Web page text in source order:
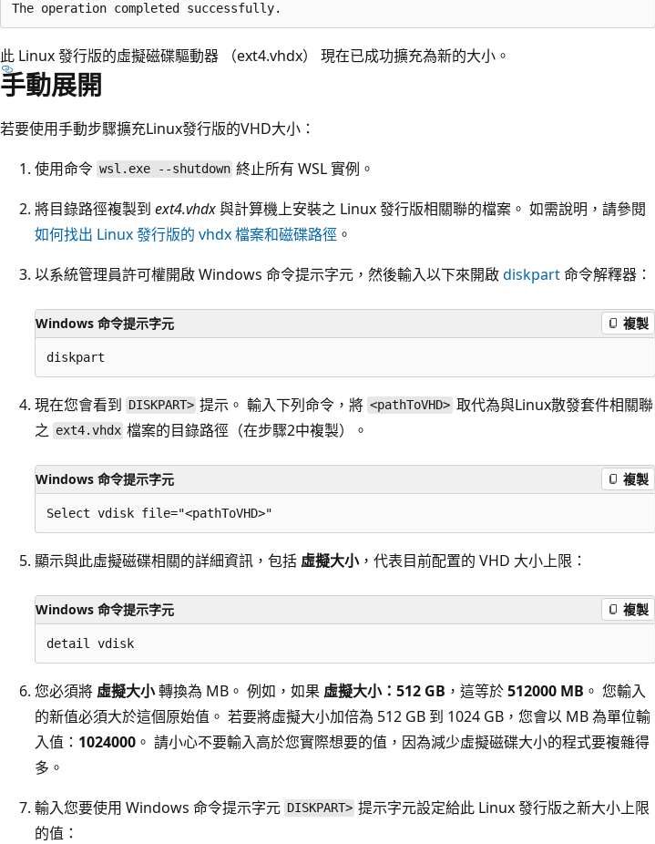
此 Linux 發行版的虛擬磁碟驅動器 （ext4.vhdx） 現在已成功擴充為新的大小。
手動展開
若要使用手動步驟擴充Linux發行版的VHD大小：
使用命令 wsl.exe --shutdown 終止所有 WSL 實例。
將目錄路徑複製到 ext4.vhdx與計算機上安裝之 Linux 發行版相關聯的檔案。 如需說明，請參閱
如何找出 Linux 發行版的 vhdx 檔案和磁碟路徑 。
以系統管理員許可權開啟 Windows 命令提示字元，然後輸入以下來開啟diskpart命令解釋器：
Windows 命令提示字元 複製
現在您會看到 DISKPART> 提示。 輸入下列命令，將 <pathToVHD> 取代為與Linux散發套件相關聯
之 ext4.vhdx 檔案的目錄路徑（在步驟2中複製）。
Windows 命令提示字元 複製
顯示與此虛擬磁碟相關的詳細資訊，包括 虛擬大小，代表目前配置的 VHD 大小上限：
Windows 命令提示字元 複製
您必須將 虛擬大小轉換為 MB。 例如，如果 虛擬大小：512 GB ，這等於512000 MB 。 您輸入
的新值必須大於這個原始值。 若要將虛擬大小加倍為 512 GB 到 1024 GB，您會以 MB 為單位輸
入值： 1024000 。 請小心不要輸入高於您實際想要的值，因為減少虛擬磁碟大小的程式要複雜得
多。
輸入您要使用 Windows 命令提示字元 DISKPART> 提示字元設定給此 Linux 發行版之新大小上限
的值：